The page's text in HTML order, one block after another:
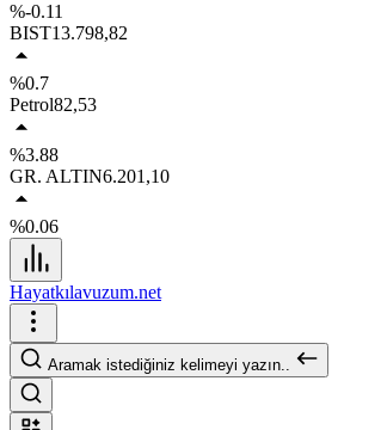
%-0.11
BIST13.798,82
%0.7
Petrol82,53
%3.88
GR. ALTIN6.201,10
%0.06
Hayatkılavuzum.net
Aramak istediğiniz kelimeyi yazın..